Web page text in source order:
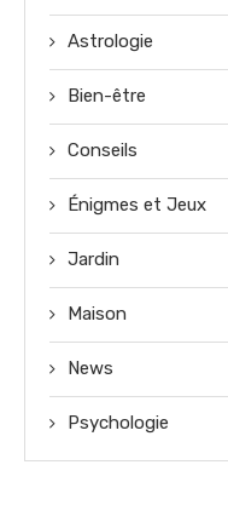
Astrologie
Bien-être
Conseils
Énigmes et Jeux
Jardin
Maison
News
Psychologie